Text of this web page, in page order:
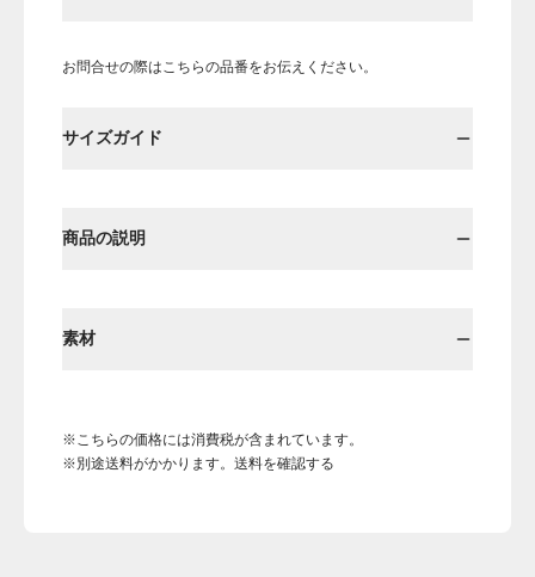
お問合せの際はこちらの品番をお伝えください。
サイズガイド
商品の説明
素材
※こちらの価格には消費税が含まれています。
※別途送料がかかります。送料を確認する